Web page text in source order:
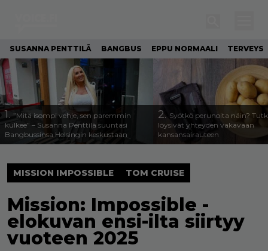
SUSANNA PENTTILÄ BANGBUS EPPU NORMAALI TERVEYS
1.”Mitä isompi vehje, sen paremmin
kulkee” – Susanna Penttilä suuntasi
Bangbussinsa Helsingin keskustaan
2. Syötkö perunoita näin?
löysivät yhteyden vakavaan
kansansairauteen
MISSION IMPOSSIBLE TOM CRUISE
Mission: Impossible -
elokuvan ensi-ilta siirtyy
vuoteen 2025